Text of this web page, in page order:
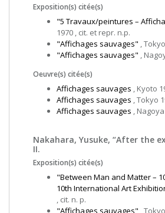
Exposition(s) citée(s)
"5 Travaux/peintures –
1970 , cit. et repr. n.p.
"Affichages sauvages" ,
"Affichages sauvages" ,
Oeuvre(s) citée(s)
Affichages sauvages , Kyoto
Affichages sauvages , Tokyo
Affichages sauvages ,
Nakahara, Yusuke, “After the
II.
Exposition(s) citée(s)
"Between Man and Matter –
10th International Art
, cit. n. p.
"Affichages sauvages" ,